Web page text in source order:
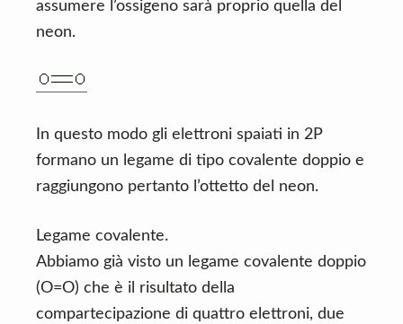
assumere l’ossigeno sarà proprio quella del
neon.
In questo modo gli elettroni spaiati in 2P
formano un legame di tipo covalente doppio e
raggiungono pertanto l’ottetto del neon.
Legame covalente.
Abbiamo già visto un legame covalente doppio
(O=O) che è il risultato della
compartecipazione di quattro elettroni, due